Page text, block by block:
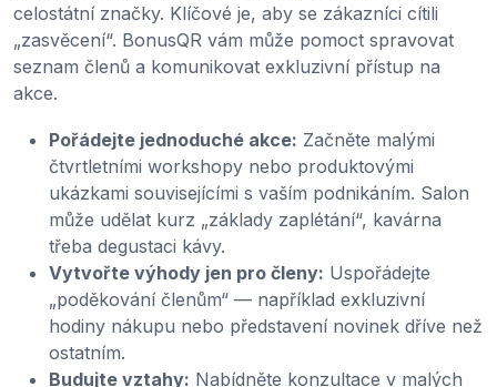
celostátní značky. Klíčové je, aby se zákazníci cítili
„zasvěcení“. BonusQR vám může pomoct spravovat
seznam členů a komunikovat exkluzivní přístup na
akce.
Pořádejte jednoduché akce: Začněte malými
čtvrtletními workshopy nebo produktovými
ukázkami souvisejícími s vaším podnikáním. Salon
může udělat kurz „základy zaplétání“, kavárna
třeba degustaci kávy.
Vytvořte výhody jen pro členy: Uspořádejte
„poděkování členům“ — například exkluzivní
hodiny nákupu nebo představení novinek dříve než
ostatním.
Budujte vztahy: Nabídněte konzultace v malých